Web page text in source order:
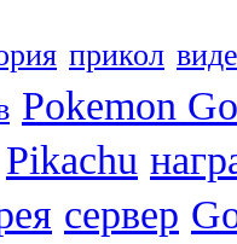
прикол
Pokemon Go
Pikachu
сервер